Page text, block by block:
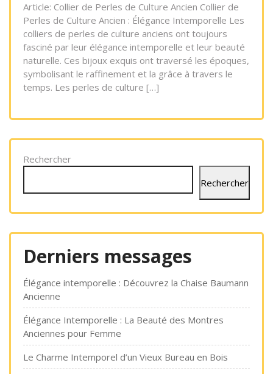
Article: Collier de Perles de Culture Ancien Collier de
Perles de Culture Ancien : Élégance Intemporelle Les
colliers de perles de culture anciens ont toujours
fasciné par leur élégance intemporelle et leur beauté
naturelle. Ces bijoux exquis ont traversé les époques,
symbolisant le raffinement et la grâce à travers le
temps. Les perles de culture […]
Rechercher
Rechercher
Derniers messages
Élégance intemporelle : Découvrez la Chaise Baumann
Ancienne
Élégance Intemporelle : La Beauté des Montres
Anciennes pour Femme
Le Charme Intemporel d’un Vieux Bureau en Bois